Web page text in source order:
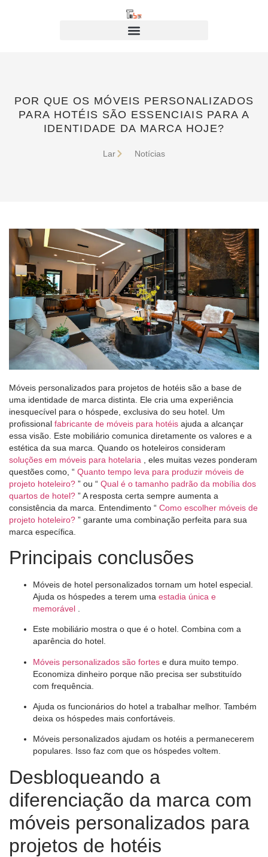
POR QUE OS MÓVEIS PERSONALIZADOS
PARA HOTÉIS SÃO ESSENCIAIS PARA A
IDENTIDADE DA MARCA HOJE?
Lar Notícias
Móveis personalizados para projetos de hotéis são a base de
uma identidade de marca distinta. Ele cria uma experiência
inesquecível para o hóspede, exclusiva do seu hotel. Um
profissional fabricante de móveis para hotéis ajuda a alcançar
essa visão. Este mobiliário comunica diretamente os valores e a
estética da sua marca. Quando os hoteleiros consideram
soluções em móveis para hotelaria
, eles muitas vezes ponderam
questões como, “ Quanto tempo leva para produzir móveis de
projeto hoteleiro? ” ou “ Qual é o tamanho padrão da mobília dos
quartos de hotel? ” A resposta certa sempre aumenta a
consistência da marca. Entendimento “ Como escolher móveis de
projeto hoteleiro? ” garante uma combinação perfeita para sua
marca específica.
Principais conclusões
Móveis de hotel personalizados tornam um hotel especial.
Ajuda os hóspedes a terem uma estadia única e
memorável
Este mobiliário mostra o que é o hotel. Combina com a
aparência do hotel.
Móveis personalizados são fortes e dura muito tempo.
Economiza dinheiro porque não precisa ser substituído
com frequência.
Ajuda os funcionários do hotel a trabalhar melhor. Também
deixa os hóspedes mais confortáveis.
Móveis personalizados ajudam os hotéis a permanecerem
populares. Isso faz com que os hóspedes voltem.
Desbloqueando a
diferenciação da marca com
móveis personalizados para
projetos de hotéis